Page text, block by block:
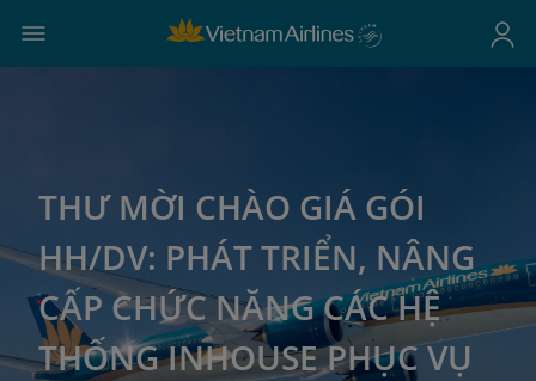
THƯ MỜI CHÀO GIÁ GÓI
HH/DV: PHÁT TRIỂN, NÂNG
CẤP CHỨC NĂNG CÁC HỆ
THỐNG INHOUSE PHỤC VỤ